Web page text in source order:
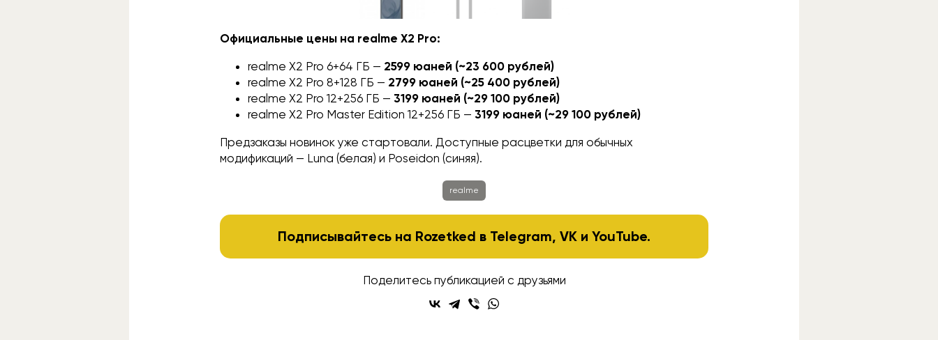
Официальные цены на realme X2 Pro:
realme X2 Pro 6+64 ГБ — 2599 юаней (~23 600 рублей)
realme X2 Pro 8+128 ГБ — 2799 юаней (~25 400 рублей)
realme X2 Pro 12+256 ГБ —3199 юаней (~29 100 рублей)
realme X2 Pro Master Edition 12+256 ГБ —3199 юаней (~29 100 рублей)
Предзаказы новинок уже стартовали. Доступные расцветки для обычных
модификаций — Luna (белая) и Poseidon (синяя).
realme
Подписывайтесь на Rozetked в Telegram,VK иYouTube.
Поделитесь публикацией с друзьями